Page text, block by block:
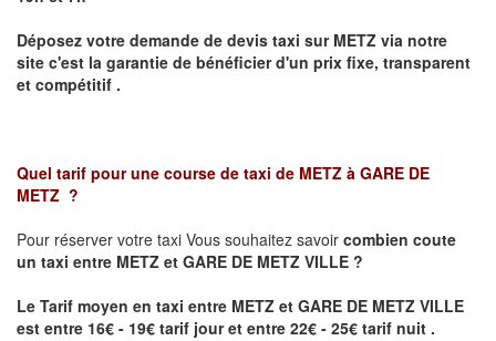
Déposez votre demande de devis taxi sur METZ via notre
site c'est la garantie de bénéficier d'un prix fixe, transparent
et compétitif .
Quel tarif pour une course de taxi de METZ à GARE DE
METZ ?
Pour réserver votre taxi Vous souhaitez savoir combien coute
un taxi entre METZ et GARE DE METZ VILLE ?
Le Tarif moyen en taxi entre METZ et GARE DE METZ VILLE
est entre 16€ - 19€ tarif jour et entre 22€ - 25€ tarif nuit .